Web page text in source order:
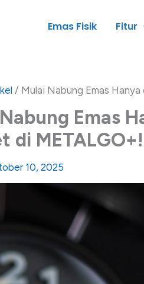
Emas Fisik Fitur
/ Mulai Nabung Emas
Emas
di METALGO+!
10, 2025